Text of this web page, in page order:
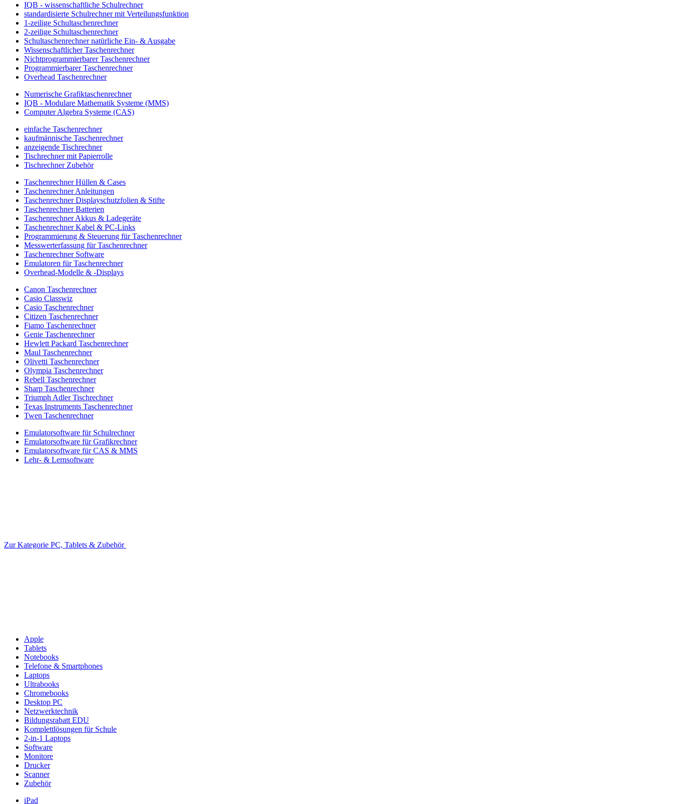
IQB - wissenschaftliche Schulrechner
standardisierte Schulrechner mit Verteilungsfunktion
1-zeilige Schultaschenrechner
2-zeilige Schultaschenrechner
Schultaschenrechner natürliche Ein- & Ausgabe
Wissenschaftlicher Taschenrechner
Nichtprogrammierbarer Taschenrechner
Programmierbarer Taschenrechner
Overhead Taschenrechner
Numerische Grafiktaschenrechner
IQB - Modulare Mathematik Systeme (MMS)
Computer Algebra Systeme (CAS)
einfache Taschenrechner
kaufmännische Taschenrechner
anzeigende Tischrechner
Tischrechner mit Papierrolle
Tischrechner Zubehör
Taschenrechner Hüllen & Cases
Taschenrechner Anleitungen
Taschenrechner Displayschutzfolien & Stifte
Taschenrechner Batterien
Taschenrechner Akkus & Ladegeräte
Taschenrechner Kabel & PC-Links
Programmierung & Steuerung für Taschenrechner
Messwerterfassung für Taschenrechner
Taschenrechner Software
Emulatoren für Taschenrechner
Overhead-Modelle & -Displays
Canon Taschenrechner
Casio Classwiz
Casio Taschenrechner
Citizen Taschenrechner
Fiamo Taschenrechner
Genie Taschenrechner
Hewlett Packard Taschenrechner
Maul Taschenrechner
Olivetti Taschenrechner
Olympia Taschenrechner
Rebell Taschenrechner
Sharp Taschenrechner
Triumph Adler Tischrechner
Texas Instruments Taschenrechner
Twen Taschenrechner
Emulatorsoftware für Schulrechner
Emulatorsoftware für Grafikrechner
Emulatorsoftware für CAS & MMS
Lehr- & Lernsoftware
Zur Kategorie PC, Tablets & Zubehör
Apple
Tablets
Notebooks
Telefone & Smartphones
Laptops
Ultrabooks
Chromebooks
Desktop PC
Netzwerktechnik
Bildungsrabatt EDU
Komplettlösungen für Schule
2-in-1 Laptops
Software
Monitore
Drucker
Scanner
Zubehör
iPad